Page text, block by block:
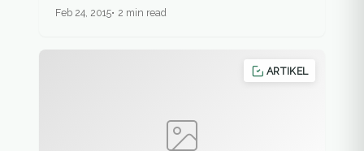
Feb 24, 2015 2 min read
ARTIKEL